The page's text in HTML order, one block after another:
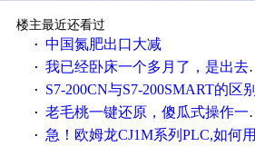
楼主最近还看过
· 中国氮肥出口大减
· 我已经卧床一个多月了，是出去安装机械手在高速遭遇车祸所致:大家工作都要特别注意啊
· S7-200CN与S7-200SMART的区别
· 老毛桃一键还原，傻瓜式操作一键轻松备份还原；程序为向导式安装，一键即可实现自动备份或还原系统。
· 急！欧姆龙CJ1M系列PLC,如何用时间控制变频器。要求时间在组态王中可以自由输入！拜托各位大神了！